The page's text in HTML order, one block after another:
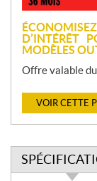
D’INTÉRÊT
MODÈLES
Offre valable
VOIR CETTE